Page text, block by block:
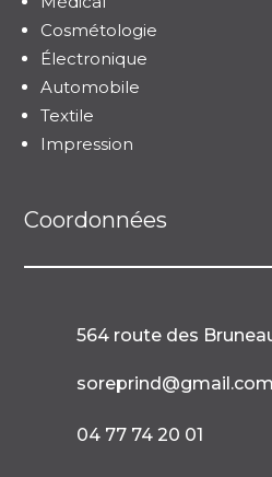
Cosmétologie
Électronique
Automobile
Textile
Impression
Coordonnées
564 route des
soreprind@gmail.com
04 77 74 20 01